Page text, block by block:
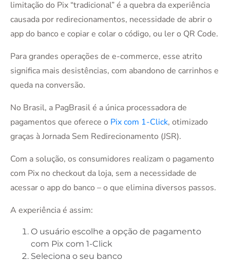
limitação do Pix “tradicional” é a quebra da experiência
causada por redirecionamentos, necessidade de abrir o
app do banco e copiar e colar o código, ou ler o QR Code.
Para grandes operações de e-commerce, esse atrito
significa mais desistências, com abandono de carrinhos e
queda na conversão.
No Brasil, a PagBrasil é a única processadora de
pagamentos que oferece o Pix com 1-Click, otimizado
graças à Jornada Sem Redirecionamento (JSR).
Com a solução, os consumidores realizam o pagamento
com Pix no checkout da loja, sem a necessidade de
acessar o app do banco – o que elimina diversos passos.
A experiência é assim:
O usuário escolhe a opção de pagamento
com Pix com 1-Click
Seleciona o seu banco